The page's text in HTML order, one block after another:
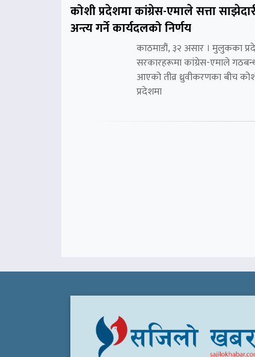
कोशी प्रदेशमा कांग्रेस-एमाले सत्ता
अन्त्य गर्ने कार्यदलको निर्णय
काठमाडौं, ३२ असार । मुलुकका
सरकारहरूमा कांग्रेस-एमाले
आएको तीव्र ध्रुवीकरणका बीच
प्रदेशमा